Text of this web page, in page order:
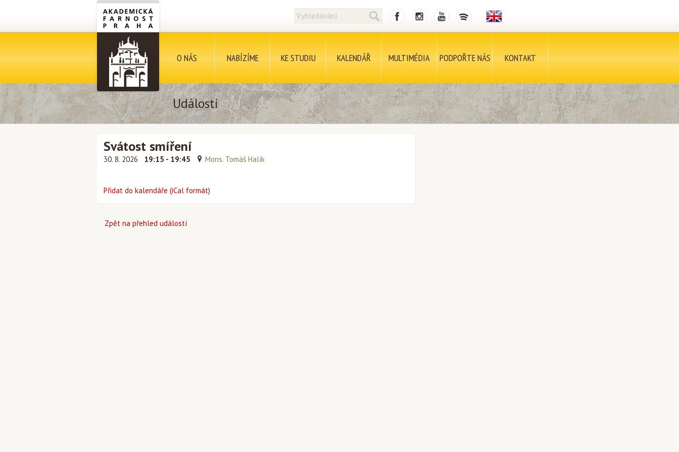
O NÁS NABÍZÍME KE STUDIU KALENDÁŘ MULTIMÉDIA PODPOŘTE NÁS KONTAKT
Události
Svátost smíření
30. 8. 2026 19:15 - 19:45 Mons. Tomáš Halík
Přidat do kalendáře (iCal formát)
Zpět na přehled událostí